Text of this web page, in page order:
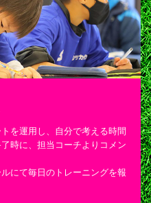
を運用し、自分で考える時間
時に、担当コーチよりコメン
にて毎日のトレーニングを報